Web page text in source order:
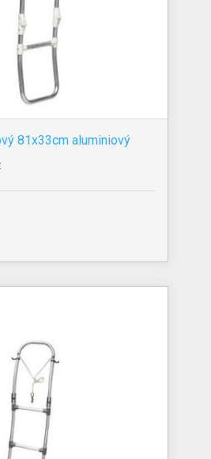
81x33cm aluminiový